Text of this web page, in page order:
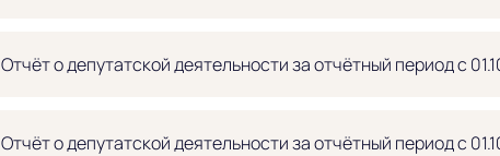
Отчёт о депутатской деятельности за отчётный период с
Отчёт о депутатской деятельности за отчётный период с